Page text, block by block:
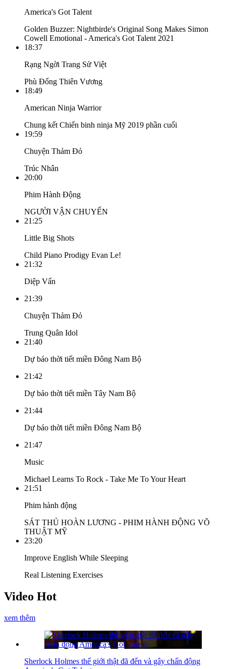
America's Got Talent
Golden Buzzer: Nightbirde's Original Song Makes Simon
Cowell Emotional - America's Got Talent 2021
18:37
Rạng Ngời Trang Sử Việt
Phù Đổng Thiên Vương
18:49
American Ninja Warrior
Chung kết Chiến binh ninja Mỹ 2019 phần cuối
19:59
Chuyện Thảm Đỏ
Trúc Nhân
20:00
Phim Hành Động
NGƯỜI VẬN CHUYỂN
21:25
Little Big Shots
Child Piano Prodigy Evan Le!
21:32
Diệp Vấn
21:39
Chuyện Thảm Đỏ
Trung Quân Idol
21:40
Dự báo thời tiết miền Đông Nam Bộ
21:42
Dự báo thời tiết miền Tây Nam Bộ
21:44
Dự báo thời tiết miền Đông Nam Bộ
21:47
Music
Michael Learns To Rock - Take Me To Your Heart
21:51
Phim hành động
SÁT THỦ HOÀN LƯƠNG - PHIM HÀNH ĐỘNG VÕ
THUẬT MỸ
23:20
Improve English While Sleeping
Real Listening Exercises
Video Hot
xem thêm
Sherlock Holmes thế giới thật đã đến và gây chấn động